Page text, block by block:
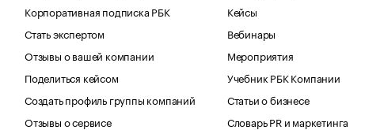
Корпоративная подписка РБК
Стать экспертом
Отзывы о вашей компании
Поделиться кейсом
Создать профиль группы компаний
Отзывы о сервисе
Кейсы
Вебинары
Мероприятия
Учебник РБК Компании
Статьи о бизнесе
Словарь PR и маркетинга